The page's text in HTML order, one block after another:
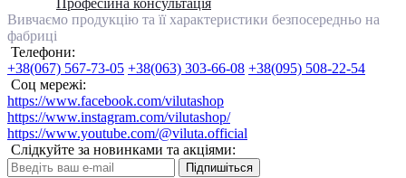
Професійна консультація
Вивчаємо продукцію та її характеристики безпосередньо на
фабриці
Телефони:
+38(067) 567-73-05 +38(063) 303-66-08 +38(095) 508-22-54
Соц мережі:
https://www.facebook.com/vilutashop
https://www.instagram.com/vilutashop/
https://www.youtube.com/@viluta.official
Слідкуйте за новинками та акціями:
Підпишіться